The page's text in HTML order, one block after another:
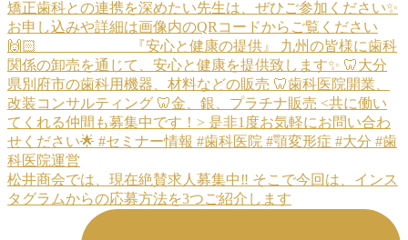
松井商会では、現在絶賛求人募集中‼️ そこで今回は、インス
タグラムからの応募方法を3つご紹介します